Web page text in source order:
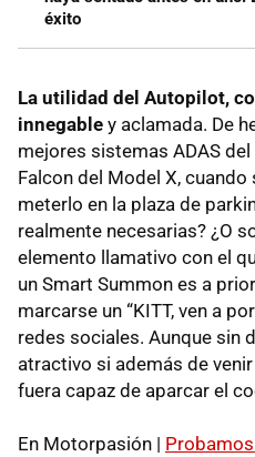
éxito
La utilidad del Autopilot,
innegable y aclamada. De
mejores sistemas ADAS
Falcon del Model X,
meterlo en la plaza de
realmente necesarias? ¿O
elemento llamativo con el
un Smart Summon es a
marcarse un “KITT, ven a
redes sociales. Aunque sin
atractivo si además de
fuera capaz de aparcar el
En Motorpasión |